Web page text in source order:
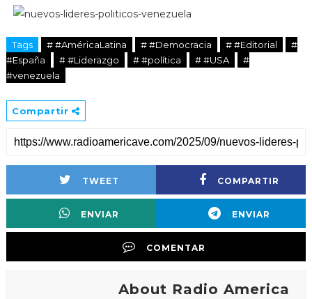
Tags # #AméricaLatina # #Democracia # #Editorial
#
#España
# #Liderazgo # #política # #USA
#
#venezuela
Compartir
TWEET COMPARTIR
ENVIAR ENVIAR
COMENTAR
About Radio America